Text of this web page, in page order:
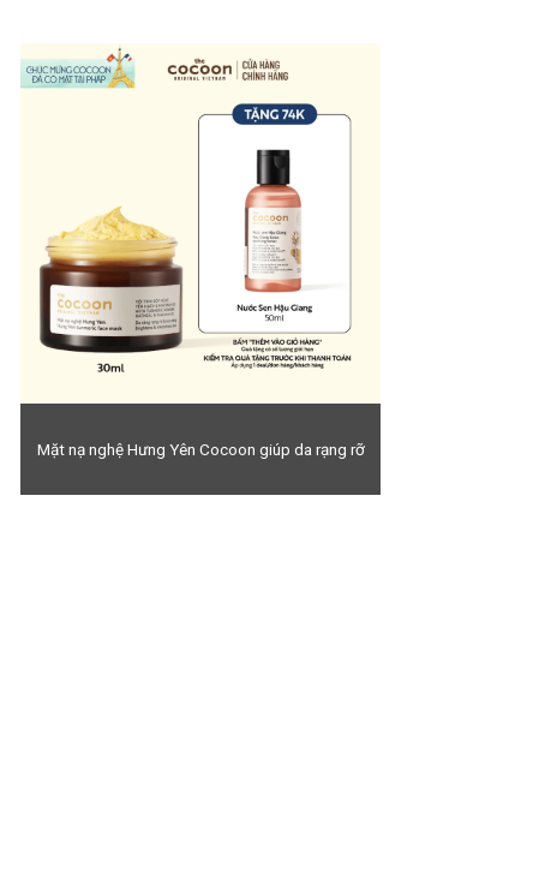
Mặt nạ nghệ Hưng Yên Cocoon giúp da rạng rỡ